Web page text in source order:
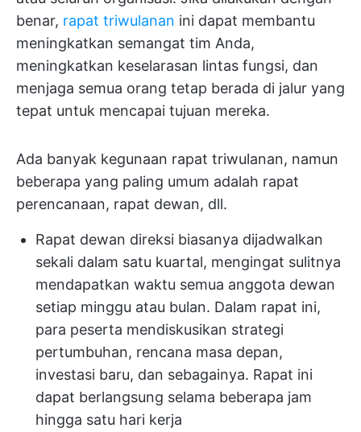
benar, rapat triwulanan ini dapat membantu
meningkatkan semangat tim Anda,
meningkatkan keselarasan lintas fungsi, dan
menjaga semua orang tetap berada di jalur yang
tepat untuk mencapai tujuan mereka.
Ada banyak kegunaan rapat triwulanan, namun
beberapa yang paling umum adalah rapat
perencanaan, rapat dewan, dll.
Rapat dewan direksi biasanya dijadwalkan
sekali dalam satu kuartal, mengingat sulitnya
mendapatkan waktu semua anggota dewan
setiap minggu atau bulan. Dalam rapat ini,
para peserta mendiskusikan strategi
pertumbuhan, rencana masa depan,
investasi baru, dan sebagainya. Rapat ini
dapat berlangsung selama beberapa jam
hingga satu hari kerja